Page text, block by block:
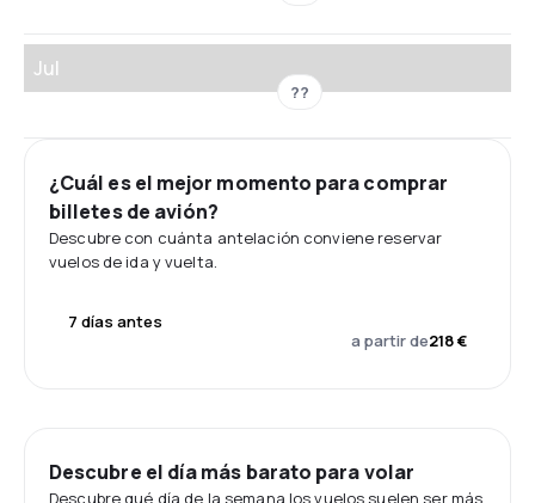
Jul
??
¿Cuál es el mejor momento para comprar
billetes de avión?
Descubre con cuánta antelación conviene reservar
vuelos de ida y vuelta.
7 días antes
a partir de218 €
Descubre el día más barato para volar
Descubre qué día de la semana los vuelos suelen ser más